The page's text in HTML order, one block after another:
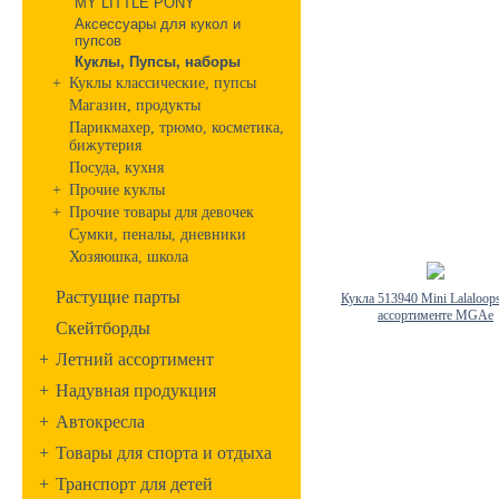
Аксессуары для кукол и
пупсов
Куклы, Пупсы, наборы
+ Куклы классические, пупсы
Магазин, продукты
Парикмахер, трюмо, косметика,
бижутерия
Посуда, кухня
+ Прочие куклы
+ Прочие товары для девочек
Сумки, пеналы, дневники
Хозяюшка, школа
Растущие парты
Скейтборды
+ Летний ассортимент
+ Надувная продукция
+ Автокресла
+ Товары для спорта и отдыха
+ Транспорт для детей
Кукла 513940 Mini
ассортименте MGAe